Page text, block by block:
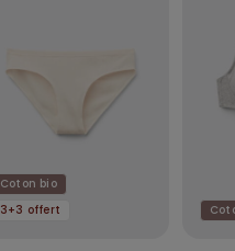
Coton bio
3+3 offert